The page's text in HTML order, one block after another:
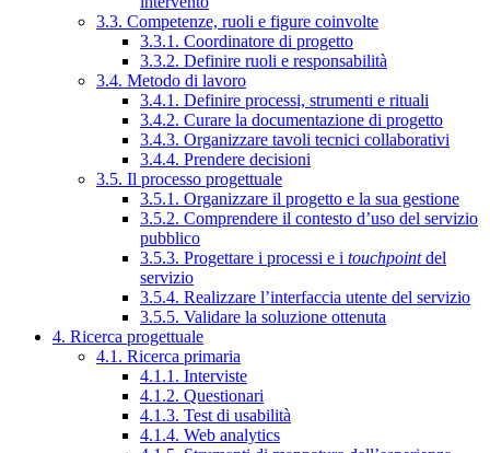
3.3. Competenze, ruoli e figure coinvolte
3.3.1. Coordinatore di progetto
3.3.2. Definire ruoli e responsabilità
3.4. Metodo di lavoro
3.4.1. Definire processi, strumenti e rituali
3.4.2. Curare la documentazione di progetto
3.4.3. Organizzare tavoli tecnici collaborativi
3.4.4. Prendere decisioni
3.5. Il processo progettuale
3.5.1. Organizzare il progetto e la sua gestione
3.5.2. Comprendere il contesto d’uso del servizio
pubblico
3.5.3. Progettare i processi e i touchpointdel
servizio
3.5.4. Realizzare l’interfaccia utente del servizio
3.5.5. Validare la soluzione ottenuta
4. Ricerca progettuale
4.1. Ricerca primaria
4.1.1. Interviste
4.1.2. Questionari
4.1.3. Test di usabilità
4.1.4. Web analytics